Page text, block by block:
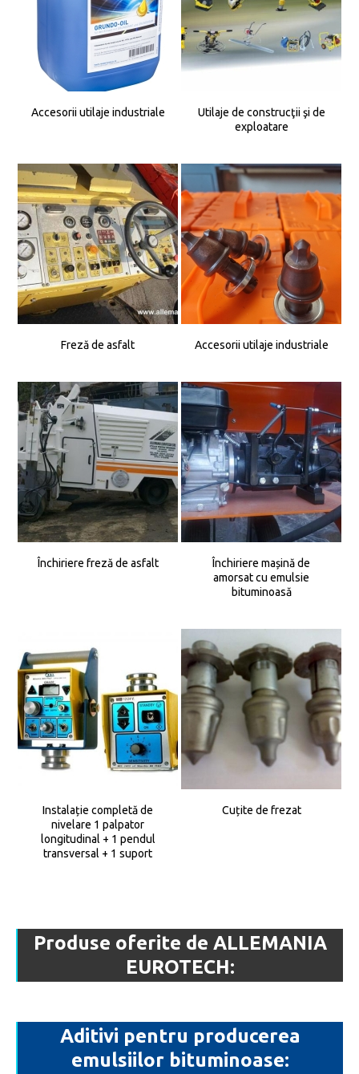
Accesorii utilaje industriale
Utilaje de construcţii şi de
exploatare
Freză de asfalt Accesorii utilaje industriale
Închiriere freză de asfalt
Închiriere mașină de
amorsat cu emulsie
bituminoasă
Instalație completă de
nivelare 1 palpator
longitudinal + 1 pendul
transversal + 1 suport
Cuțite de frezat
Produse oferite de ALLEMANIA
EUROTECH:
Aditivi pentru producerea
emulsiilor bituminoase: